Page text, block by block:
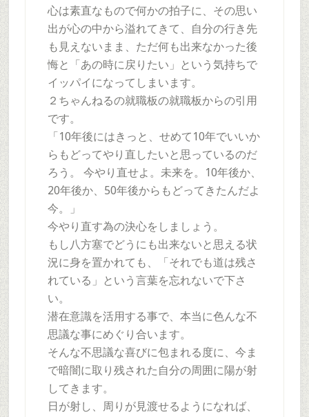
心は素直なもので何かの拍子に、その思い
出が心の中から溢れてきて、自分の行き先
も見えないまま、ただ何も出来なかった後
悔と「あの時に戻りたい」という気持ちで
イッパイになってしまいます。
２ちゃんねるの就職板の就職板からの引用
です。
「10年後にはきっと、せめて10年でいいか
らもどってやり直したいと思っているのだ
ろう。 今やり直せよ。未来を。10年後か、
20年後か、50年後からもどってきたんだよ
今。」
今やり直す為の決心をしましょう。
もし八方塞でどうにも出来ないと思える状
況に身を置かれても、「それでも道は残さ
れている」という言葉を忘れないで下さ
い。
潜在意識を活用する事で、本当に色んな不
思議な事にめぐり合います。
そんな不思議な喜びに包まれる度に、今ま
で暗闇に取り残された自分の周囲に陽が射
してきます。
日が射し、周りが見渡せるようになれば、